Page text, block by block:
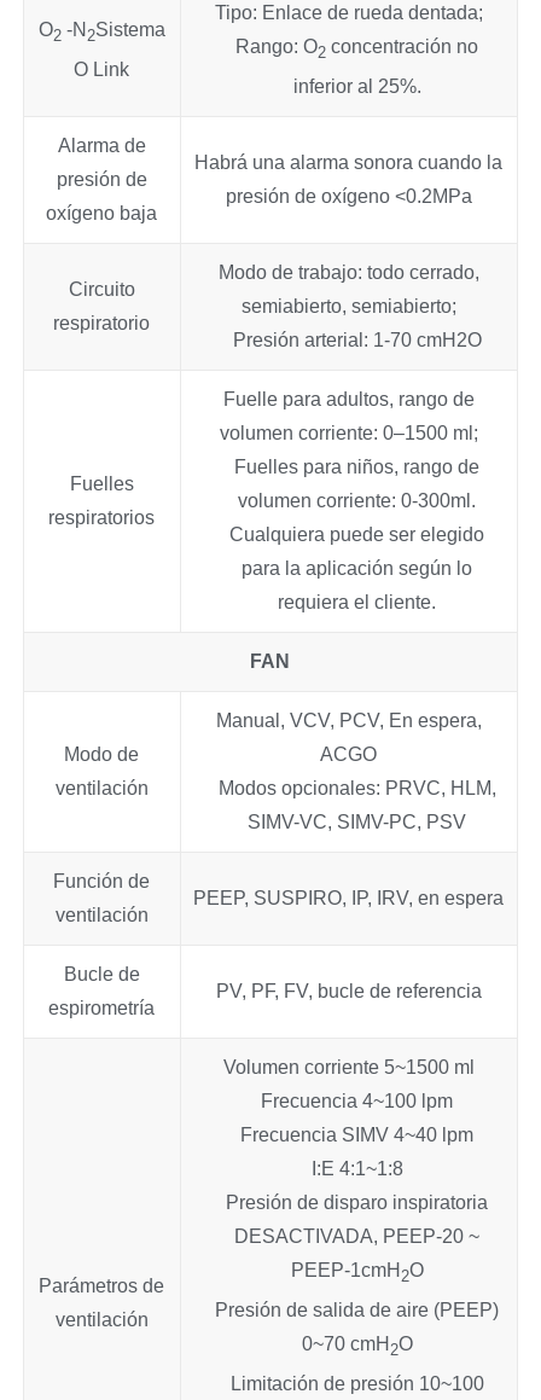
O2 -N 2Sistema
O Link
Tipo: Enlace de rueda dentada;
Rango: O2 concentración no
inferior al 25%.
Alarma de
presión de
oxígeno baja
Habrá una alarma sonora cuando la
presión de oxígeno <0.2MPa
Circuito
respiratorio
Modo de trabajo: todo cerrado,
semiabierto, semiabierto;
Presión arterial: 1-70 cmH2O
Fuelles
respiratorios
Fuelle para adultos, rango de
volumen corriente: 0–1500 ml;
Fuelles para niños, rango de
volumen corriente: 0-300ml.
Cualquiera puede ser elegido
para la aplicación según lo
requiera el cliente.
FAN
Modo de
ventilación
Manual, VCV, PCV, En espera,
ACGO
Modos opcionales: PRVC, HLM,
SIMV-VC, SIMV-PC, PSV
Función de
ventilación
PEEP, SUSPIRO, IP, IRV, en espera
Bucle de
espirometría
PV, PF, FV, bucle de referencia
Parámetros de
ventilación
Volumen corriente 5~1500 ml
Frecuencia 4~100 lpm
Frecuencia SIMV 4~40 lpm
I:E 4:1~1:8
Presión de disparo inspiratoria
DESACTIVADA, PEEP-20 ~
PEEP-1cmH 2O
Presión de salida de aire (PEEP)
0~70 cmH 2O
Limitación de presión 10~100